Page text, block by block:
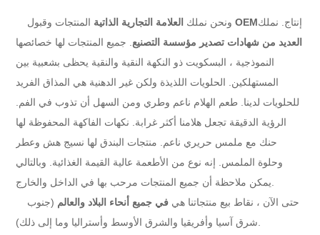
ونحن نملك العلامة التجارية الذاتية المنتجات وقبول OEMإنتاج. نملك
العديد من شهادات تصدير مؤسسة التصنيع . جميع المنتجات لها خصائصها
النموذجية ، البسكويت ذو النكهة النقية والنقية يحظى بشعبية بين
المستهلكين. الحلويات اللذيذة ولكن غير الدهنية هي المذاق الفريد
للحلويات لدينا. طعم الهلام ناعم وطري ومن السهل أن تذوب في الفم.
الرؤية الدقيقة تجعل هلامنا أكثر غرابة. نكهات الفاكهة المحفوظة لها
حنك مع ملمس حريري ناعم. منتجات البندق لها نسيج هش وعطر
وحلوة الملمس. إنه نوع من الأطعمة عالية القيمة الغذائية. وبالتالي
حتى الآن ، نقاط بيع منتجاتنا هي في جميع أنحاء البلاد والعالم (جنوب